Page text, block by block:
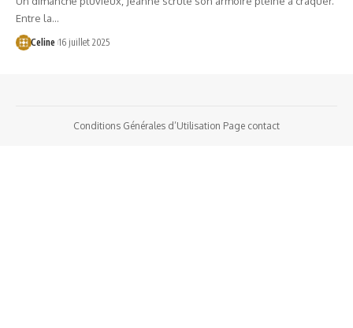
Entre la…
Celine 16 juillet 2025
Conditions Générales d’Utilisation Page contact